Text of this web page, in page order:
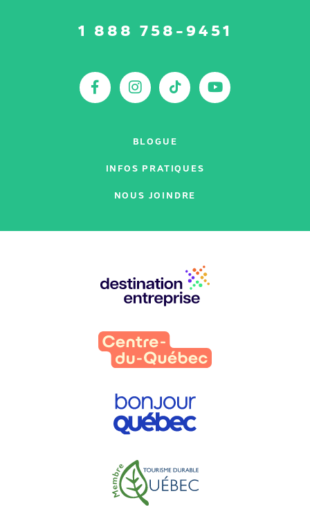
1 888 758-9451
Facebook
Instagram
TikTok
BLOGUE
INFOS PRATIQUES
NOUS JOINDRE
partenaires
: